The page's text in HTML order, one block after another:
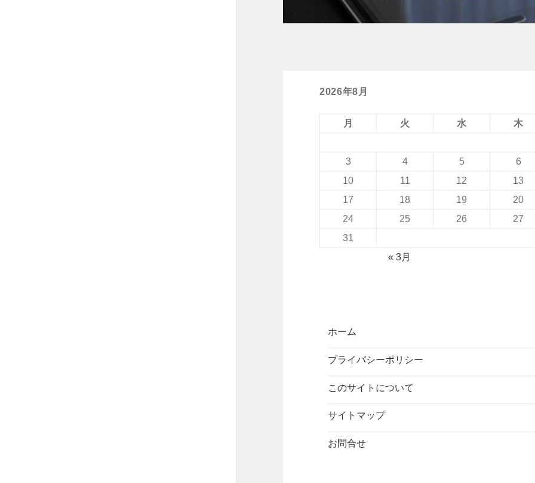
稿:
2026年8月
月 火 水 木
3
4 5 6
10
11 12 13
17
18 19 20
24
25 26 27
31
« 3月
ホーム
プライバシーポリシー
このサイトについて
サイトマップ
お問合せ